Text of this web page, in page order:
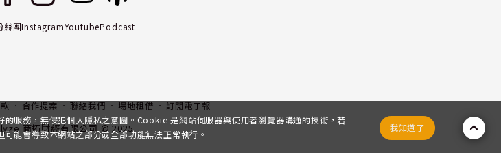
絲團InstagramYoutubePodcast
合作提案 聯絡我們 場地租借 訂閱電子報
商拓財經有限公司 © 2025
服務，無侵犯個人隱私之意圖。Cookie 是網站伺服器與使用者瀏覽器溝通的技術，若
能會導致本網站之部分或全部功能無法正常執行。
我知道了